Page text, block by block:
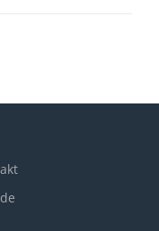
wie das Projekt-
Working
Fach-
der